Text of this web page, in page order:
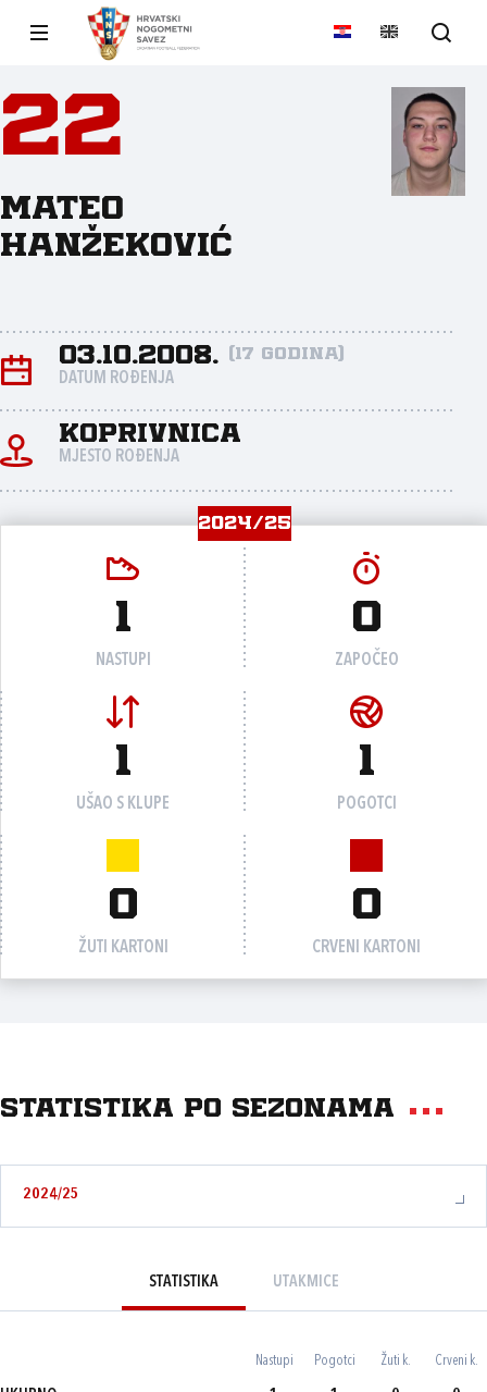
22
Mateo
Hanžeković
03.10.2008. (17 godina)
DATUM ROĐENJA
Koprivnica
MJESTO ROĐENJA
2024/25
1
NASTUPI
0
ZAPOČEO
1
UŠAO S KLUPE
1
POGOTCI
0
ŽUTI KARTONI
0
CRVENI KARTONI
Statistika po sezonama
2024/25
STATISTIKA UTAKMICE
Nastupi Pogotci Žuti k. Crveni k.